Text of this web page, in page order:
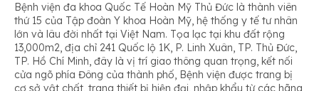
Bệnh viện đa khoa Quốc Tế Hoàn Mỹ Thủ Đức là thành viên
thứ 15 của Tập đoàn Y khoa Hoàn Mỹ, hệ thống y tế tư nhân
lớn và lâu đời nhất tại Việt Nam. Tọa lạc tại khu đất rộng
13,000m2, địa chỉ 241 Quốc lộ 1K, P. Linh Xuân, TP. Thủ Đức,
TP. Hồ Chí Minh, đây là vị trí giao thông quan trọng, kết nối
cửa ngõ phía Đông của thành phố, Bệnh viện được trang bị
cơ sở vật chất, trang thiết bị hiện đại, nhập khẩu từ các hãng